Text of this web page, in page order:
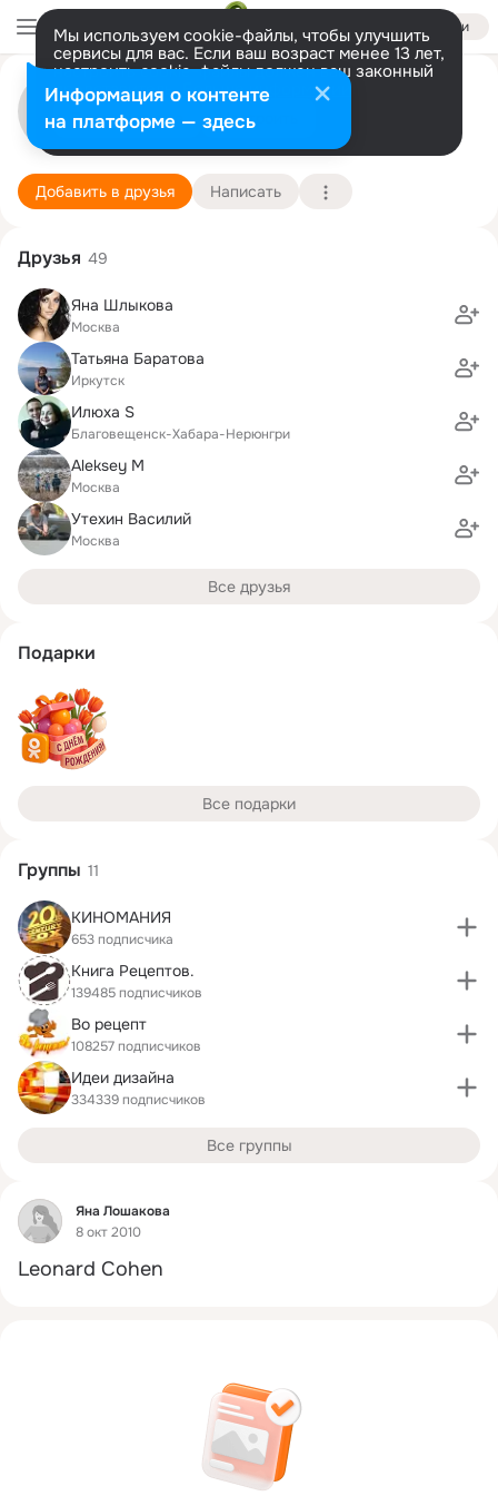
Войти
Мы используем cookie-файлы, чтобы улучшить
сервисы для вас. Если ваш возраст менее 13 лет,
настроить cookie-файлы должен ваш законный
представитель. Больше информации
Разрешить все Настроить
Янa Лошакова
Москва
22 октября (47 лет)
РАНХиГС, Российская академия народного
Подробнее
Добавить в друзья Написать
Фид
Янa Лошакова
8 окт 2010
Leonard Cohen
Друзья 49
Яна Шлыкова
Москва
Татьяна Баратова
Иркутск
Илюха S
Благовещенск-Хабара-Нерюнгри
Aleksey M
Москва
Утехин Василий
Москва
Все друзья
Подарки
Все подарки
Группы 11
КИНОМАНИЯ
653 подписчика
Книга Рецептов.
139485 подписчиков
Во рецепт
108257 подписчиков
Идеи дизайна
334339 подписчиков
Все группы
Информация о контенте
на платформе — здесь